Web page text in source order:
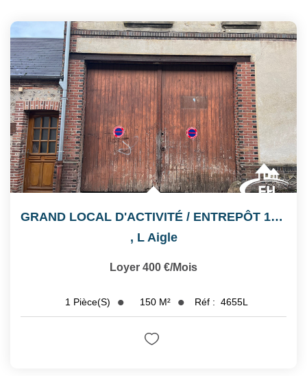
GRAND LOCAL D'ACTIVITÉ / ENTREPÔT 150 M² L'AIGLE
, L Aigle
Loyer 400 €/mois
1 Pièce(s) 150 M² Réf : 4655L